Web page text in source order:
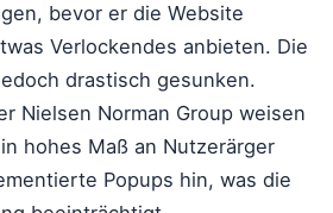
bevor er die Website
Verlockendes anbieten. Die
drastisch gesunken.
Nielsen Norman Group weisen
hohes Maß an Nutzerärger
Popups hin, was die